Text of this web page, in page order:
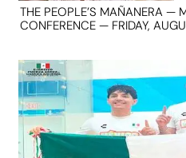
THE PEOPLE’S MAÑANERA —
CONFERENCE — FRIDAY,